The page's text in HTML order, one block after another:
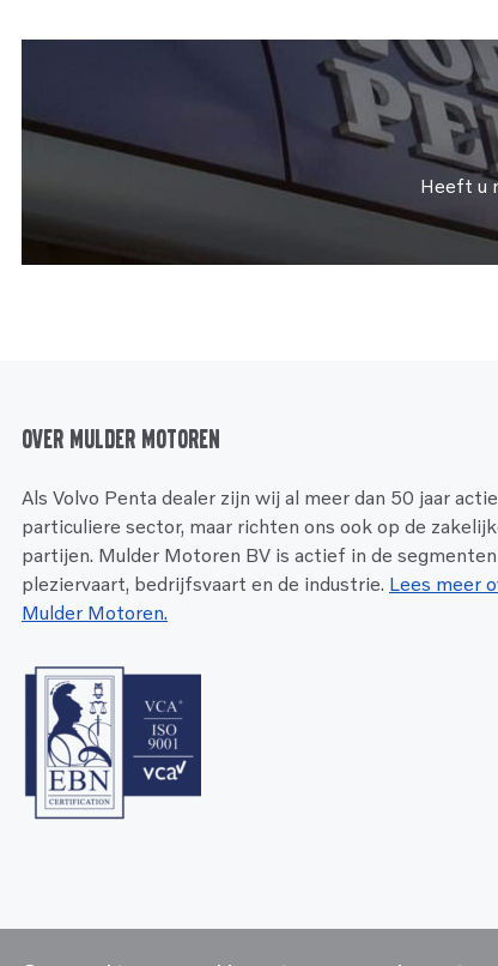
Heeft u
Over Mulder Motoren
Als Volvo Penta dealer zijn wij al meer dan 50 jaar
particuliere sector, maar richten ons ook op de
partijen. Mulder Motoren BV is actief in de segmenten
pleziervaart, bedrijfsvaart en de industrie. Lees meer
Mulder Motoren.